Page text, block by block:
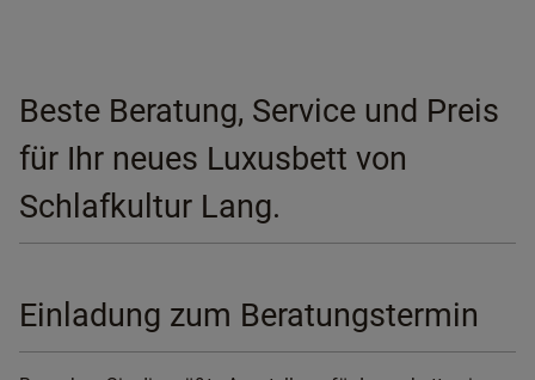
Beste Beratung, Service und Preis
für Ihr neues Luxusbett von
Schlafkultur Lang.
Einladung zum Beratungstermin